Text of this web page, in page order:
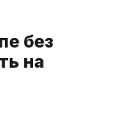
без
на